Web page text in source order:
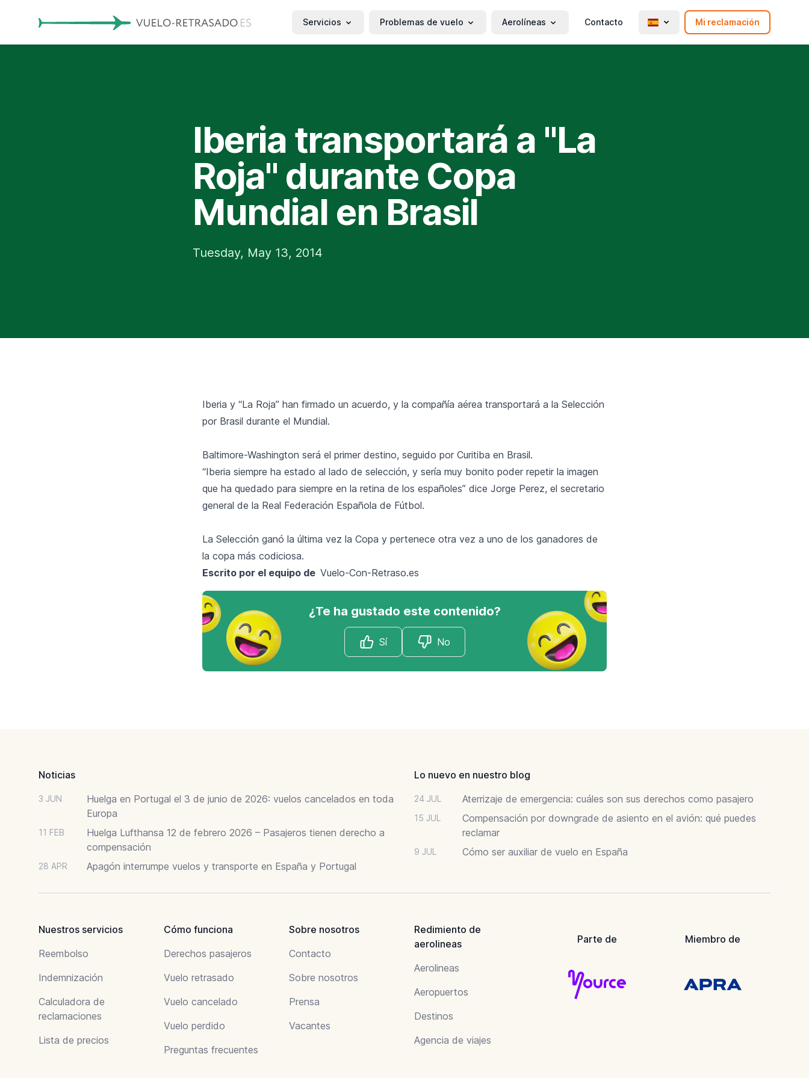
Servicios Problemas de vuelo Aerolíneas Contacto Mi reclamación
Iberia transportará a "La
Roja" durante Copa
Mundial en Brasil
Tuesday, May 13, 2014
Iberia y “La Roja” han firmado un acuerdo, y la compañía aérea transportará a la Selección
por Brasil durante el Mundial.
Baltimore-Washington será el primer destino, seguido por Curitiba en Brasil.
“Iberia siempre ha estado al lado de selección, y sería muy bonito poder repetir la imagen
que ha quedado para siempre en la retina de los españoles” dice Jorge Perez, el secretario
general de la Real Federación Española de Fútbol.
La Selección ganó la última vez la Copa y pertenece otra vez a uno de los ganadores de
la copa más codiciosa.
Escrito por el equipo de Vuelo-Con-Retraso.es
¿Te ha gustado este contenido?
Sí No
Noticias
3 JUN
Huelga en Portugal el 3 de junio de 2026: vuelos cancelados en toda
Europa
11 FEB
Huelga Lufthansa 12 de febrero 2026 – Pasajeros tienen derecho a
compensación
28 APR Apagón interrumpe vuelos y transporte en España y Portugal
Lo nuevo en nuestro blog
24 JUL Aterrizaje de emergencia: cuáles son sus derechos como pasajero
15 JUL
Compensación por downgrade de asiento en el avión: qué puedes
reclamar
9 JUL Cómo ser auxiliar de vuelo en España
Nuestros servicios
Reembolso
Indemnización
Calculadora de
reclamaciones
Lista de precios
Cómo funciona
Derechos pasajeros
Vuelo retrasado
Vuelo cancelado
Vuelo perdido
Preguntas frecuentes
Sobre nosotros
Contacto
Sobre nosotros
Prensa
Vacantes
Redimiento de
aerolineas
Aerolineas
Aeropuertos
Destinos
Agencia de viajes
Parte de Miembro de